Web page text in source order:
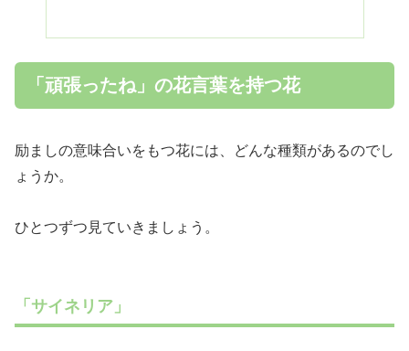
「頑張ったね」の花言葉を持つ花
励ましの意味合いをもつ花には、どんな種類があるのでし
ょうか。
ひとつずつ見ていきましょう。
「サイネリア」